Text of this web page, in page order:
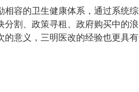
的卫生健康体系，通过系统
割、政策寻租、政府购买中的
意义，三明医改的经验也更具有